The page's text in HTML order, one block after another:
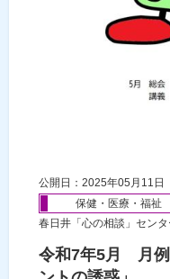
公開日：2025年05月11日
保健・医療・福祉
春日井「心の相談」センタ
令和7年5月 月